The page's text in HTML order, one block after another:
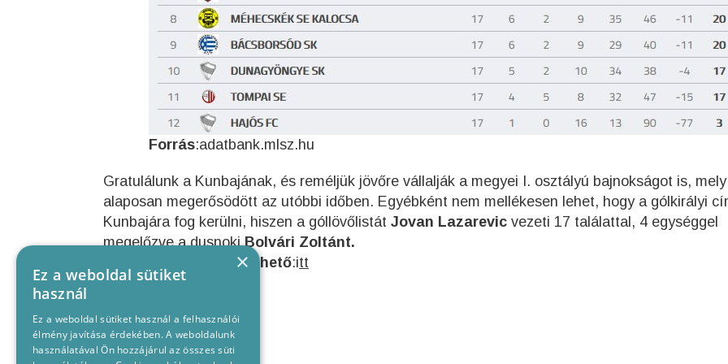
Forrás:adatbank.mlsz.hu
Gratulálunk a Kunbajának, és reméljük jövőre vállalják a megyei I. osztályú bajnokságot is, mely
alaposan megerősödött az utóbbi időben. Egyébként nem mellékesen lehet, hogy a gólkirályi
Kunbajára fog kerülni, hiszen a góllövőlistát Jovan Lazarevic vezeti 17 találattal, 4 egységgel
megelőzve a dusnokiBolvári Zoltánt.
A mérkőzés megtekinthető:itt
×
Ez a weboldal sütiket
használ
Ez a weboldal sütiket használ a felhasználói
élmény javítása érdekében. A weboldalunk
használatával Ön hozzájárul az összes süti